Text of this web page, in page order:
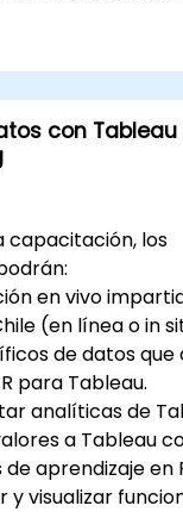
estructurar bases
preparar el
con Tableau
capacitación, los
en vivo
(en línea o in
de datos que
para Tableau.
analíticas de
a Tableau
aprendizaje en
y visualizar